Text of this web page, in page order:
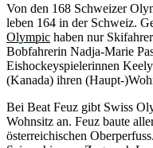
Von den 168 Schweizer
leben 164 in der Schweiz.
Olympic haben nur
Bobfahrerin Nadja-Marie
Eishockeyspielerinnen
(Kanada) ihren (Haupt-
Bei Beat Feuz gibt Swiss
Wohnsitz an. Feuz baute
österreichischen